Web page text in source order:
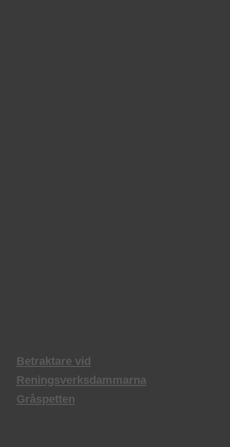
Betraktare vid
Reningsverksdammarna
Gråspetten